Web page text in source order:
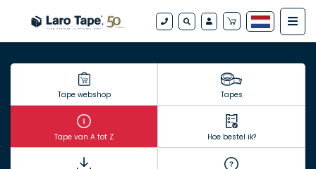
Tape webshop Tapes
Tape van A tot Z Hoe bestel ik?